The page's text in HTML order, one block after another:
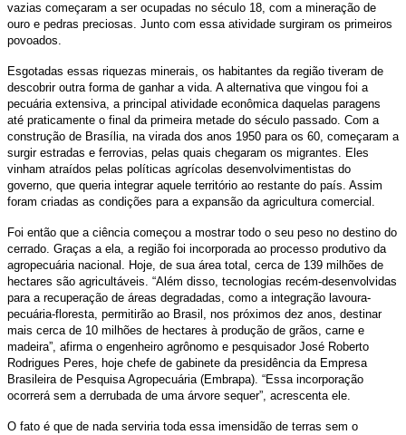
vazias começaram a ser ocupadas no século 18, com a mineração de
ouro e pedras preciosas. Junto com essa atividade surgiram os primeiros
povoados.
Esgotadas essas riquezas minerais, os habitantes da região tiveram de
descobrir outra forma de ganhar a vida. A alternativa que vingou foi a
pecuária extensiva, a principal atividade econômica daquelas paragens
até praticamente o final da primeira metade do século passado. Com a
construção de Brasília, na virada dos anos 1950 para os 60, começaram a
surgir estradas e ferrovias, pelas quais chegaram os migrantes. Eles
vinham atraídos pelas políticas agrícolas desenvolvimentistas do
governo, que queria integrar aquele território ao restante do país. Assim
foram criadas as condições para a expansão da agricultura comercial.
Foi então que a ciência começou a mostrar todo o seu peso no destino do
cerrado. Graças a ela, a região foi incorporada ao processo produtivo da
agropecuária nacional. Hoje, de sua área total, cerca de 139 milhões de
hectares são agricultáveis. “Além disso, tecnologias recém-desenvolvidas
para a recuperação de áreas degradadas, como a integração lavoura-
pecuária-floresta, permitirão ao Brasil, nos próximos dez anos, destinar
mais cerca de 10 milhões de hectares à produção de grãos, carne e
madeira”, afirma o engenheiro agrônomo e pesquisador José Roberto
Rodrigues Peres, hoje chefe de gabinete da presidência da Empresa
Brasileira de Pesquisa Agropecuária (Embrapa). “Essa incorporação
ocorrerá sem a derrubada de uma árvore sequer”, acrescenta ele.
O fato é que de nada serviria toda essa imensidão de terras sem o